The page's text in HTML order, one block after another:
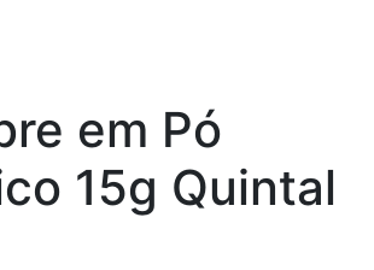
em Pó
15g Quintal